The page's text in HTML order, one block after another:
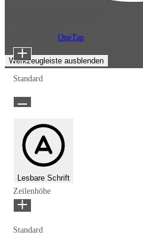
OneTap
Werkzeugleiste ausblenden
Standard
Lesbare Schrift
Zeilenhöhe
Standard